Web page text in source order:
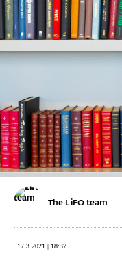
The LiFO team
17.3.2021 | 18:37